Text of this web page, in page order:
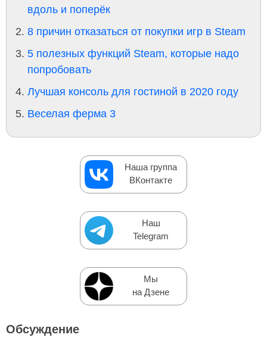
вдоль и поперёк
8 причин отказаться от покупки игр в Steam
5 полезных функций Steam, которые надо
попробовать
Лучшая консоль для гостиной в 2020 году
Веселая ферма 3
Наша группа
ВКонтакте
Наш
Telegram
Мы
на Дзене
Обсуждение